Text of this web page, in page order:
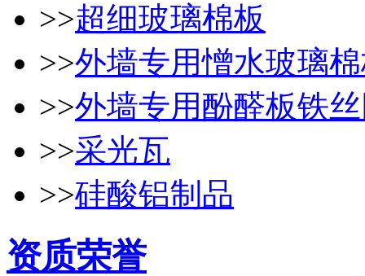
>>超细玻璃棉板
>>外墙专用憎水玻璃
>>外墙专用酚醛板铁
>>采光瓦
>>硅酸铝制品
资质荣誉